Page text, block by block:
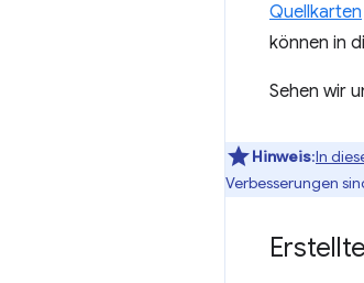
Quellkarten
können in
Sehen wir
Hinweis:In
Verbesserungen